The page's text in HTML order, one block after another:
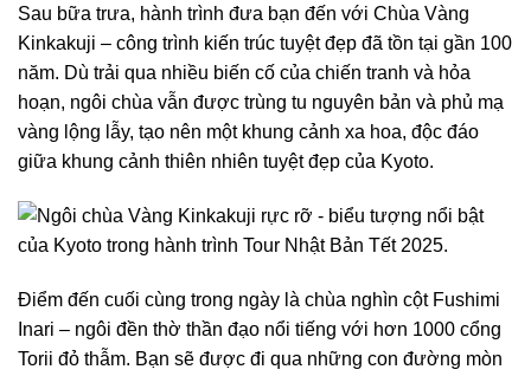
Sau bữa trưa, hành trình đưa bạn đến với Chùa Vàng
Kinkakuji – công trình kiến trúc tuyệt đẹp đã tồn tại gần 100
năm. Dù trải qua nhiều biến cố của chiến tranh và hỏa
hoạn, ngôi chùa vẫn được trùng tu nguyên bản và phủ mạ
vàng lộng lẫy, tạo nên một khung cảnh xa hoa, độc đáo
giữa khung cảnh thiên nhiên tuyệt đẹp của Kyoto.
Điểm đến cuối cùng trong ngày là chùa nghìn cột Fushimi
Inari – ngôi đền thờ thần đạo nổi tiếng với hơn 1000 cổng
Torii đỏ thẫm. Bạn sẽ được đi qua những con đường mòn